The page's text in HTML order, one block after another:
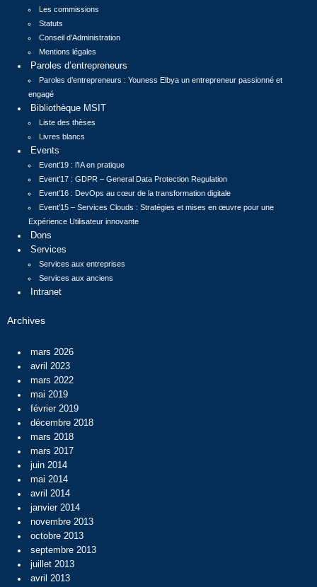
Les commissions
Statuts
Conseil d’Administration
Mentions légales
Paroles d’entrepreneurs
Paroles d’entrepreneurs : Youness Elbya un entrepreneur passionné et
engagé
Bibliothèque MSIT
Liste des thèses
Livres blancs
Events
Event’19 : l’IA en pratique
Event’17 : GDPR – General Data Protection Regulation
Event’16 : DevOps au cœur de la transformation digitale
Event’15 – Services Clouds : Stratégies et mises en œuvre pour une
Expérience Utilisateur innovante
Dons
Services
Services aux entreprises
Services aux anciens
Intranet
Archives
mars 2026
avril 2023
mars 2022
mai 2019
février 2019
décembre 2018
mars 2018
mars 2017
juin 2014
mai 2014
avril 2014
janvier 2014
novembre 2013
octobre 2013
septembre 2013
juillet 2013
avril 2013